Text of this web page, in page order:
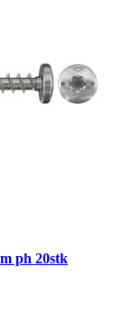
ph 20stk